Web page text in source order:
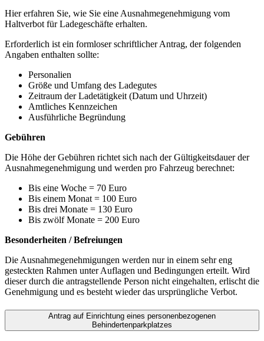
Hier erfahren Sie, wie Sie eine Ausnahmegenehmigung vom
Haltverbot für Ladegeschäfte erhalten.
Erforderlich ist ein formloser schriftlicher Antrag, der folgenden
Angaben enthalten sollte:
Personalien
Größe und Umfang des Ladegutes
Zeitraum der Ladetätigkeit (Datum und Uhrzeit)
Amtliches Kennzeichen
Ausführliche Begründung
Gebühren
Die Höhe der Gebühren richtet sich nach der Gültigkeitsdauer der
Ausnahmegenehmigung und werden pro Fahrzeug berechnet:
Bis eine Woche = 70 Euro
Bis einem Monat = 100 Euro
Bis drei Monate = 130 Euro
Bis zwölf Monate = 200 Euro
Besonderheiten / Befreiungen
Die Ausnahmegenehmigungen werden nur in einem sehr eng
gesteckten Rahmen unter Auflagen und Bedingungen erteilt. Wird
dieser durch die antragstellende Person nicht eingehalten, erlischt die
Genehmigung und es besteht wieder das ursprüngliche Verbot.
Antrag auf Einrichtung eines personenbezogenen
Behindertenparkplatzes